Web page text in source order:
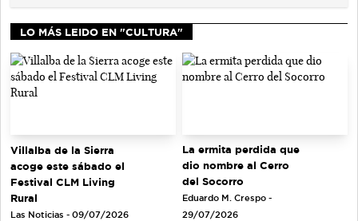
LO MÁS LEIDO EN "CULTURA"
Villalba de la Sierra
acoge este sábado el
Festival CLM Living
Rural
Las Noticias - 09/07/2026
La ermita perdida que
dio nombre al Cerro
del Socorro
Eduardo M. Crespo -
29/07/2026